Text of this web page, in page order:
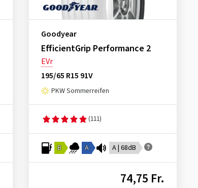
Goodyear
EfficientGrip Performance 2
EVr
195/65 R15 91V
PKW Sommerreifen
(111)
B A A | 68dB
74,75 Fr.